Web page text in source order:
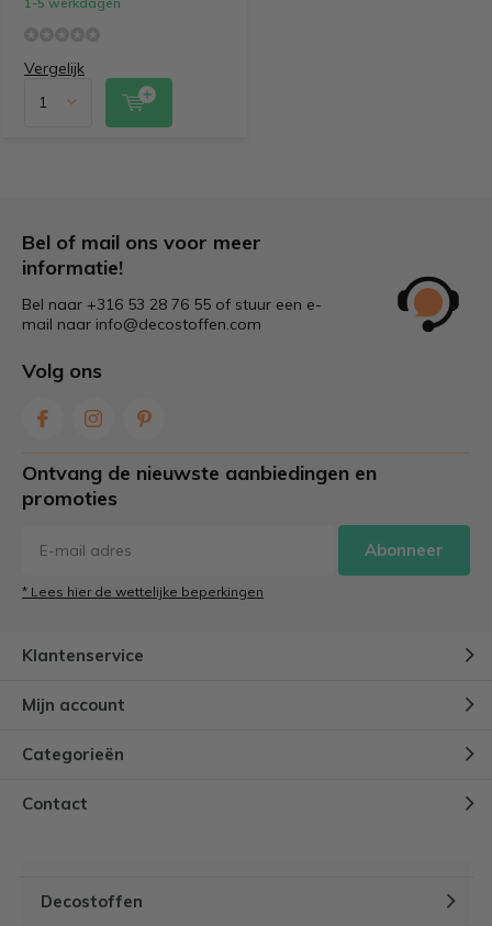
Vergelijk
Bel of mail ons voor meer
informatie!
Bel naar +316 53 28 76 55 of stuur een e-
mail naar info@decostoffen.com
Volg ons
Ontvang de nieuwste aanbiedingen en
promoties
Abonneer
* Lees hier de wettelijke beperkingen
Klantenservice
Mijn account
Categorieën
Contact
Decostoffen